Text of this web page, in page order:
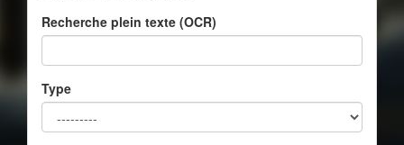
Recherche plein texte (OCR)
Type